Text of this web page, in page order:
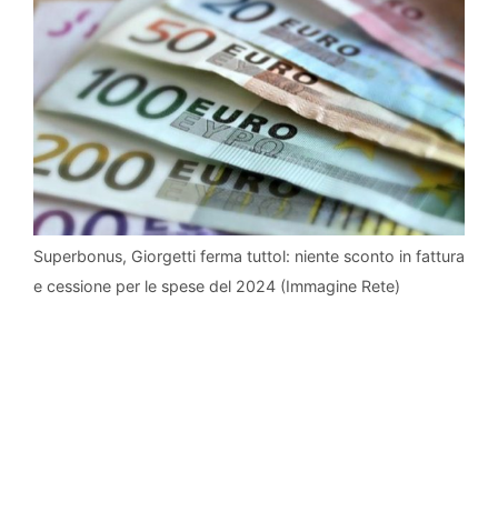
Superbonus, Giorgetti ferma tuttol: niente sconto in fattura
e cessione per le spese del 2024 (Immagine Rete)